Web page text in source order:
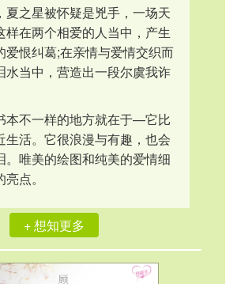
夏之星被怀疑是兇手，一场天
样在两个相爱的人当中，产生
爱恨纠葛;在亲情与爱情交织而
水当中，营造出一段尔虞我诈
本不一样的地方就在于—它比
生活。它很浪漫与有趣，也会
。唯美的绘图和纯美的爱情细
点。
+ 想知更多